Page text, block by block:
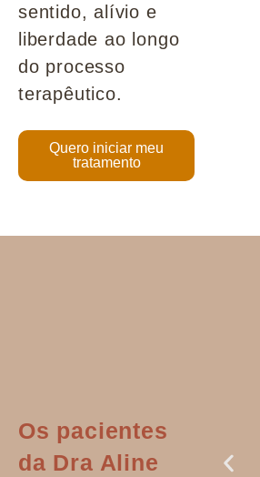
sentido, alívio e
liberdade ao longo
do processo
terapêutico.
Quero iniciar meu
tratamento
Os pacientes
da Dra Aline